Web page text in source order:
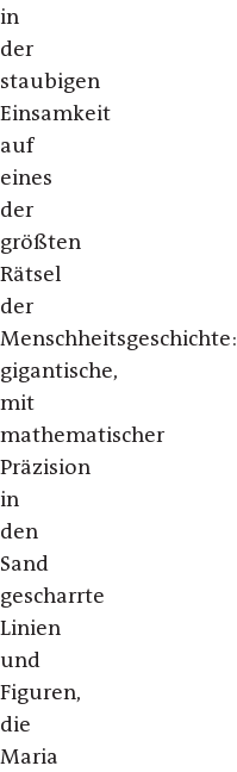
in
der
staubigen
Einsamkeit
auf
eines
der
größten
Rätsel
der
Menschheitsgeschichte:
gigantische,
mit
mathematischer
Präzision
in
den
Sand
gescharrte
Linien
und
Figuren,
die
Maria